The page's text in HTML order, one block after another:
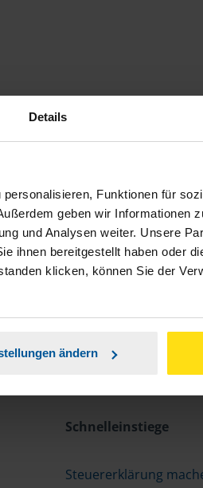
Details
Funktionen für
geben wir Informationen
und Analysen weiter. Unsere
ihnen bereitgestellt haben oder
klicken, können Sie der
ändern
Schnelleinstiege
Steuererklärung